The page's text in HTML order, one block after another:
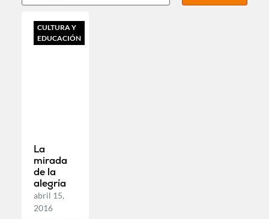
CULTURA Y
EDUCACIÓN
La
mirada
de la
alegría
abril 15,
2016